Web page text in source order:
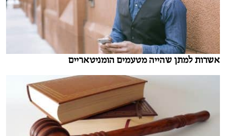
אשרות למתן שהייה מטעמים הומניטאריים